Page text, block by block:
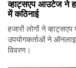
व्हाट्सएप आउटेज ने
में कठिनाई
हजारों लोगों ने
उपयोगकर्ताओं ने
विवरण।